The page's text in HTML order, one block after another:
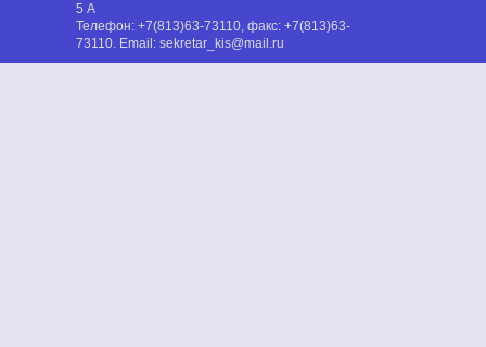
5 А
Телефон: +7(813)63-73110, факс: +7(813)63-
73110. Email: sekretar_kis@mail.ru